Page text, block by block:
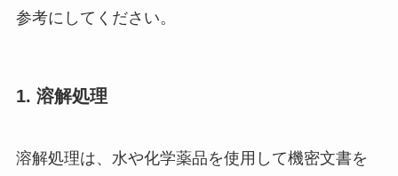
参考にしてください。
1. 溶解処理
溶解処理は、水や化学薬品を使用して機密文書を